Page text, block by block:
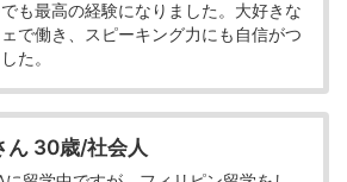
も最高の経験になりました。大好きな
で働き、スピーキング力にも自信がつ
た。
ん 30歳/社会人